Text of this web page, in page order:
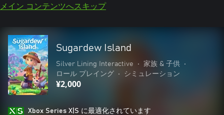
メイン コンテンツへスキップ
Sugardew Island
Silver Lining Interactive • 家族 & 子供
•
ロール プレイング
• シミュレーション
¥2,000
Xbox Series X|S に最適化されています